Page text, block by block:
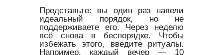
Представьте: вы один раз навели
идеальный порядок, но не
поддерживаете его. Через неделю
всё снова в беспорядке. Чтобы
избежать этого, введите ритуалы.
Например, каждый вечер — 10